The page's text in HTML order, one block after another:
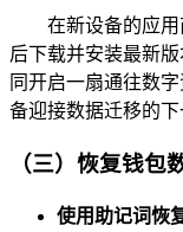
在新设备的应
后下载并安装最新
同开启一扇通往数
备迎接数据迁移的下
（三）恢复钱包
使用助记词恢